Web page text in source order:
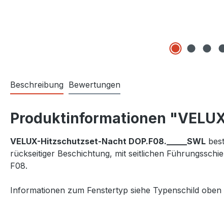
Beschreibung Bewertungen
Produktinformationen
VELUX-Hitzschutzset-Nacht DOP.F08._____SWL
rückseitiger Beschichtung, mit seitlichen
F08.
Informationen zum Fenstertyp siehe Typenschild